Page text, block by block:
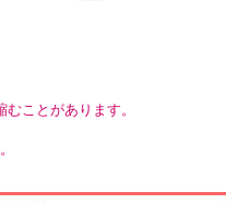
ことがあります。